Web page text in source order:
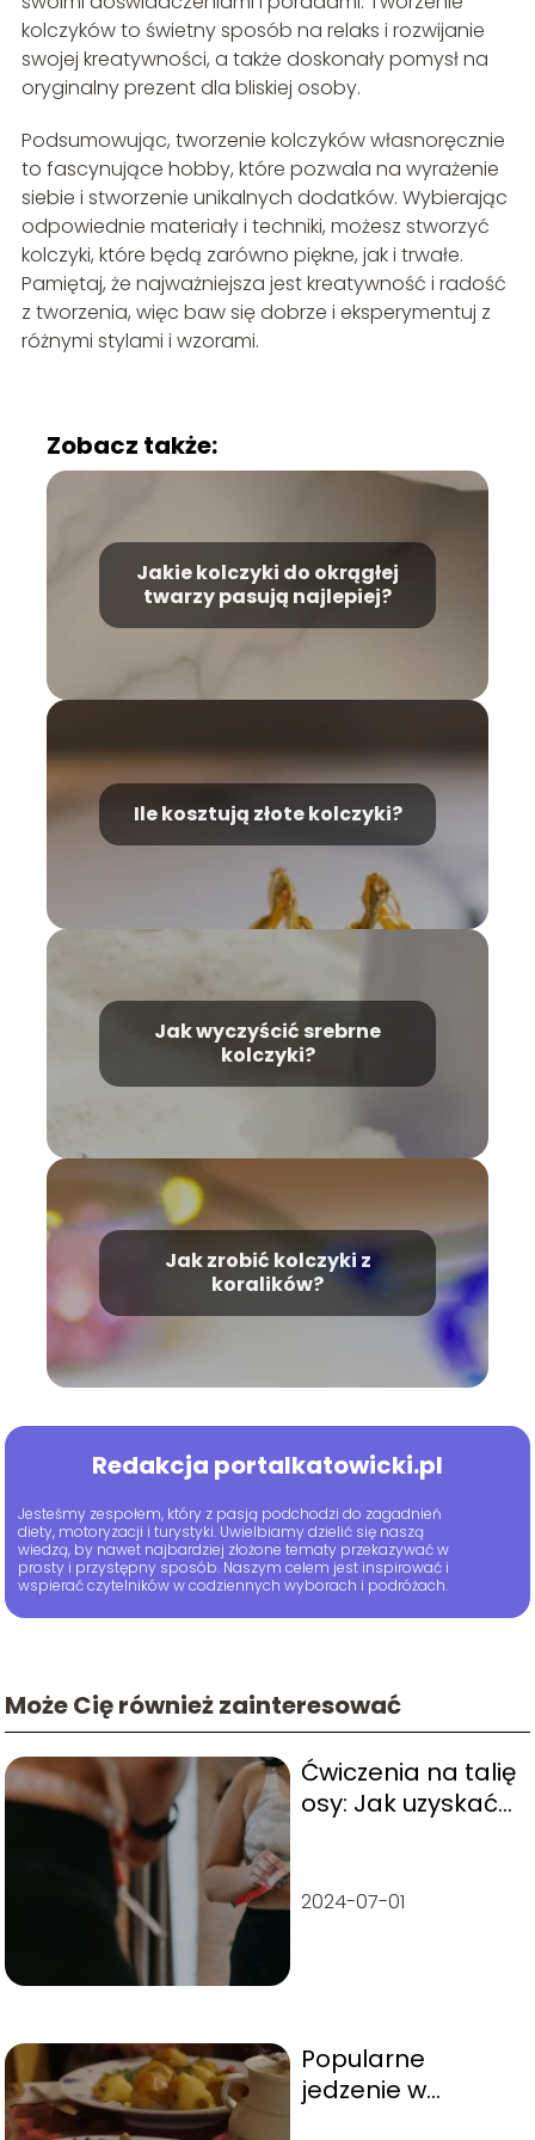
kolczyków to świetny sposób na relaks i rozwijanie
swojej kreatywności, a także doskonały pomysł na
oryginalny prezent dla bliskiej osoby.
Podsumowując, tworzenie kolczyków własnoręcznie
to fascynujące hobby, które pozwala na wyrażenie
siebie i stworzenie unikalnych dodatków. Wybierając
odpowiednie materiały i techniki, możesz stworzyć
kolczyki, które będą zarówno piękne, jak i trwałe.
Pamiętaj, że najważniejsza jest kreatywność i radość
z tworzenia, więc baw się dobrze i eksperymentuj z
różnymi stylami i wzorami.
Zobacz także:
Jakie kolczyki do okrągłej
twarzy pasują najlepiej?
Ile kosztują złote kolczyki?
Jak wyczyścić srebrne
kolczyki?
Jak zrobić kolczyki z
koralików?
Redakcja portalkatowicki.pl
Jesteśmy zespołem, który z pasją podchodzi do zagadnień
diety, motoryzacji i turystyki. Uwielbiamy dzielić się naszą
wiedzą, by nawet najbardziej złożone tematy przekazywać w
prosty i przystępny sposób. Naszym celem jest inspirować i
wspierać czytelników w codziennych wyborach i podróżach.
Może Cię również zainteresować
Ćwiczenia na talię
osy: Jak uzyskać
2024-07-01
Popularne
jedzenie w